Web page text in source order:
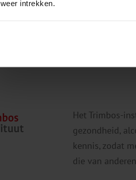
weer intrekken.
Het Trimbos-
gezondheid,
kennis, zodat
die van